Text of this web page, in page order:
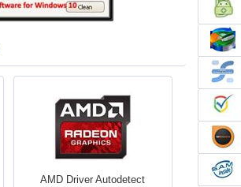
AMD Driver Autodetect